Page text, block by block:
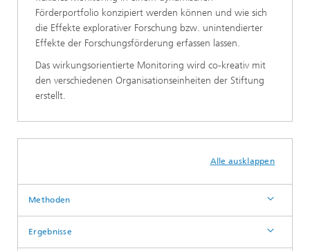
Förderportfolio konzipiert werden können und wie sich
die Effekte explorativer Forschung bzw. unintendierter
Effekte der Forschungsförderung erfassen lassen.
Das wirkungsorientierte Monitoring wird co-kreativ mit
den verschiedenen Organisationseinheiten der Stiftung
erstellt.
Alle ausklappen
Methoden
Ergebnisse